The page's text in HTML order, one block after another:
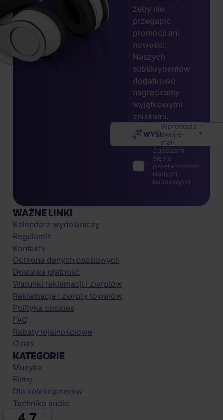
żeby nie
przegapić
promocji ani
nowości.
Naszych
subskrybentów
dodatkowo
nagradzamy
wyjątkowymi
zniżkami.
Wprowadź
swój e-
mail
WYŚLIJ
Zgadzam
się na
przetwarzanie
danych
osobowych
WAŻNE LINKI
Kalendarz wydawniczy
Regulamin
Kontakty
Ochrona danych osobowych
Dostawa płatność
Warunki reklamacji i zwrotów
Reklamacje i zwroty towarów
Polityka cookies
FAQ
Rabaty lojalnościowe
O nas
KATEGORIE
Muzyka
Filmy
Dla kolekcjonerów
Technika audio
Vouchery